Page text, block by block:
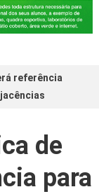
referência
de
para